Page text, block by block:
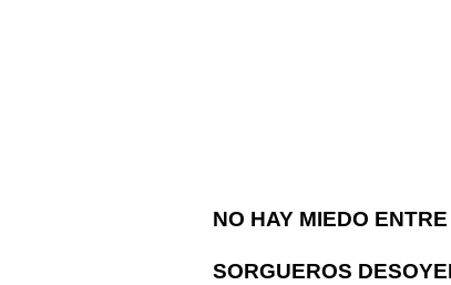
NO HAY MIEDO
SORGUEROS